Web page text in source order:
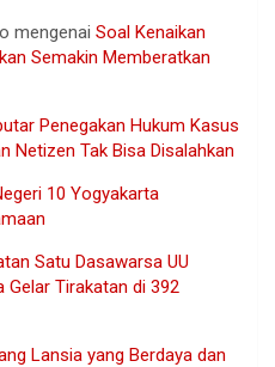
mengenai Soal Kenaikan
Semakin Memberatkan
Penegakan Hukum Kasus
Netizen Tak Bisa Disalahkan
10 Yogyakarta
Satu Dasawarsa UU
Gelar Tirakatan di 392
Lansia yang Berdaya dan